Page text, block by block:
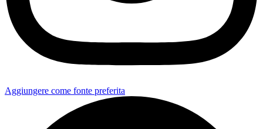
Aggiungere come fonte preferita